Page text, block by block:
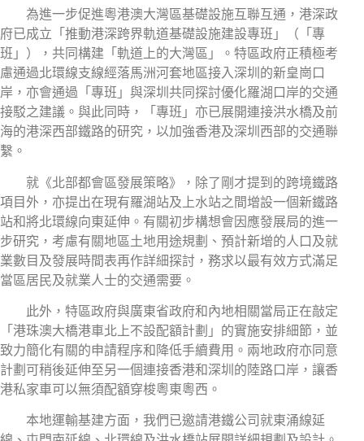
為進一步促進粵港澳大灣區基礎設施互聯互通，港深政
府已成立「推動港深跨界軌道基礎設施建設專班」（「專
班」），共同構建「軌道上的大灣區」。特區政府正積極考
慮通過北環線支線經落馬洲河套地區接入深圳的新皇崗口
岸，亦會通過「專班」與深圳共同探討優化羅湖口岸的交通
接駁之建議。與此同時，「專班」亦已展開連接洪水橋及前
海的港深西部鐵路的研究，以加強香港及深圳西部的交通聯
繫。
就《北部都會區發展策略》，除了剛才提到的跨境鐵路
項目外，亦提出在現有羅湖站及上水站之間增設一個新鐵路
站和將北環線向東延伸。有關初步構想會因應發展局的進一
步研究，考慮有關地區土地用途規劃、預計新增的人口及就
業數目及發展時間表再作詳細探討，務求以最有效方式滿足
當區居民及就業人士的交通需要。
此外，特區政府與廣東省政府和內地相關當局正在敲定
「港珠澳大橋港車北上不設配額計劃」的實施安排細節，並
致力簡化有關的申請程序和降低手續費用。兩地政府亦同意
計劃可稍後延伸至另一個連接香港和深圳的陸路口岸，讓香
港私家車可以無須配額穿梭粵東粵西。
本地運輸基建方面，我們已邀請港鐵公司就東涌線延